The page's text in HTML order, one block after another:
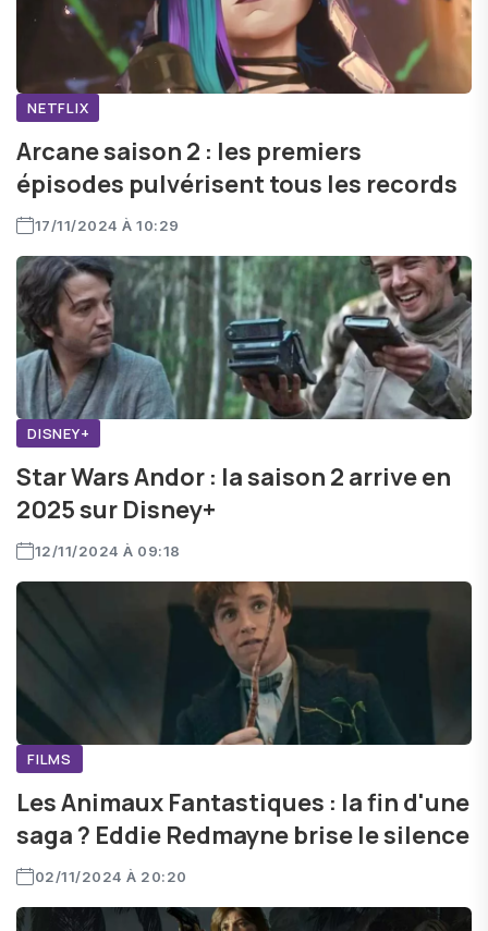
NETFLIX
Arcane saison 2 : les premiers
épisodes pulvérisent tous les records
17/11/2024 À 10:29
DISNEY+
Star Wars Andor : la saison 2 arrive en
2025 sur Disney+
12/11/2024 À 09:18
FILMS
Les Animaux Fantastiques : la fin d'une
saga ? Eddie Redmayne brise le silence
02/11/2024 À 20:20